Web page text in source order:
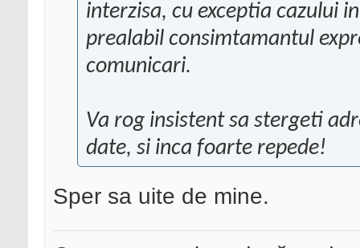
interzisa, cu exceptia cazului
prealabil consimtamantul
comunicari.
Va rog insistent sa stergeti
date, si inca foarte repede!
Sper sa uite de mine.